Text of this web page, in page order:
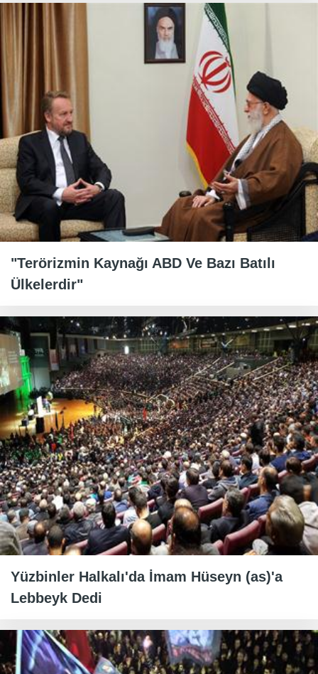
"Terörizmin Kaynağı ABD Ve Bazı Batılı
Ülkelerdir"
Yüzbinler Halkalı'da İmam Hüseyn (as)'a
Lebbeyk Dedi